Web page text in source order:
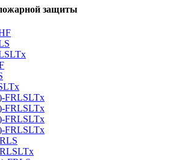
защиты
FRLSLTx
FRLSLTx
FRLSLTx
FRLSLTx